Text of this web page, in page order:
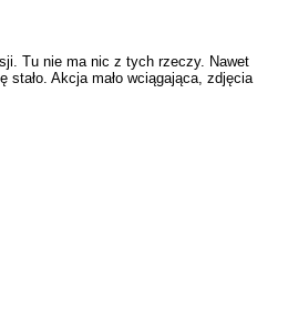
Tu nie ma nic z tych rzeczy. Nawet
Akcja mało wciągająca, zdjęcia